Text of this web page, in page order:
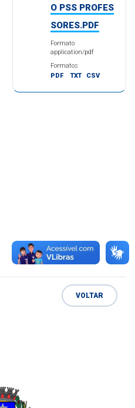
O PSS PROFES
SORES.PDF
Formato
application/pdf
Formatos
PDF
TXT CSV
VOLTAR